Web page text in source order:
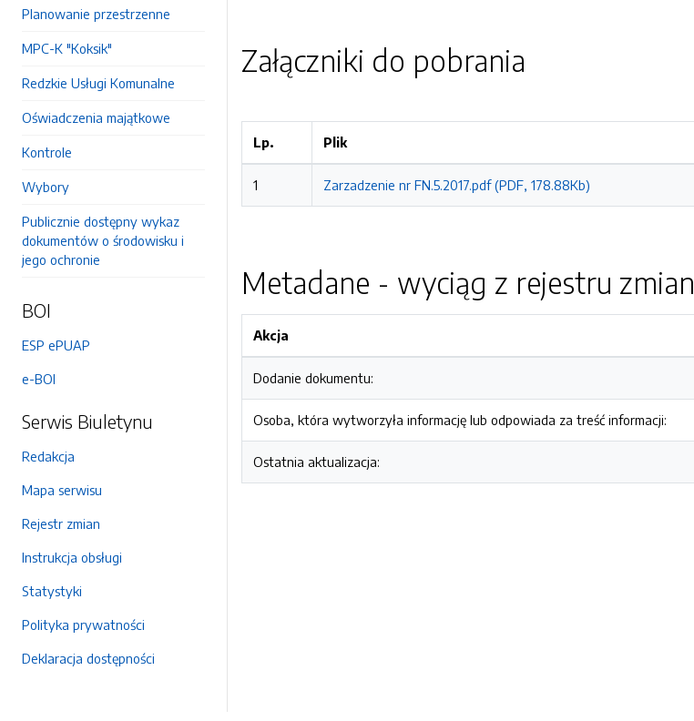
Planowanie przestrzenne
MPC-K "Koksik"
Redzkie Usługi Komunalne
Oświadczenia majątkowe
Kontrole
Wybory
Publicznie dostępny wykaz
dokumentów o środowisku i
jego ochronie
BOI
ESP ePUAP
e-BOI
Serwis Biuletynu
Redakcja
Mapa serwisu
Rejestr zmian
Instrukcja obsługi
Statystyki
Polityka prywatności
Deklaracja dostępności
Załączniki do pobrania
Lp. Plik
1 Zarzadzenie nr FN.5.2017.pdf (PDF, 178.88Kb)
Metadane - wyciąg z rejestru zmian
Akcja
Dodanie dokumentu:
Osoba, która wytworzyła informację lub odpowiada za treść informacji:
Ostatnia aktualizacja: